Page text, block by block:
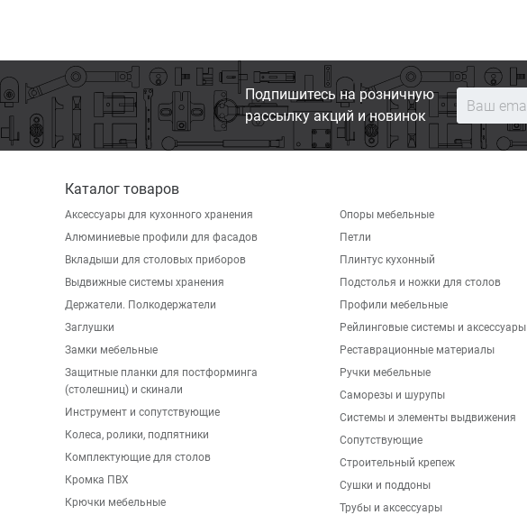
Подпишитесь на розничную
рассылку акций и новинок
Каталог товаров
Аксессуары для кухонного хранения
Алюминиевые профили для фасадов
Вкладыши для столовых приборов
Выдвижные системы хранения
Держатели. Полкодержатели
Заглушки
Замки мебельные
Защитные планки для постформинга
(столешниц) и скинали
Инструмент и сопутствующие
Колеса, ролики, подпятники
Комплектующие для столов
Кромка ПВХ
Крючки мебельные
Опоры мебельные
Петли
Плинтус кухонный
Подстолья и ножки для столов
Профили мебельные
Рейлинговые системы и аксессуары
Реставрационные материалы
Ручки мебельные
Саморезы и шурупы
Системы и элементы выдвижения
Сопутствующие
Строительный крепеж
Сушки и поддоны
Трубы и аксессуары